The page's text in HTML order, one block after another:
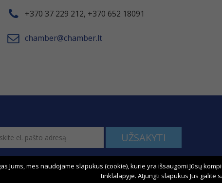
+370 37 229 212, +370 652 18091
chamber@chamber.lt
UŽSAKYTI
saugomos.
Bendraukime:
Jums, mes naudojame slapukus (cookie), kurie yra išsaugomi Jūsų
tinklalapyje. Atjungti slapukus Jūs galite